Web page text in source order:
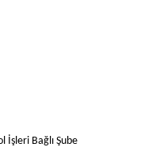
İşleri Bağlı Şube